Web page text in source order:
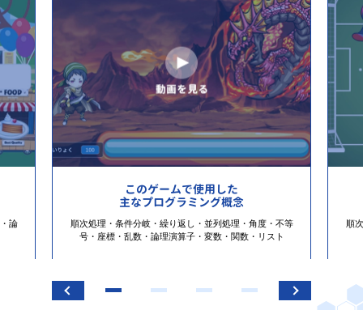
論
このゲームで使用した
主なプログラミング概念
順次処理・条件分岐・繰り返し・並列処理・角度・不等
号・座標・乱数・論理演算子・変数・関数・リスト
順